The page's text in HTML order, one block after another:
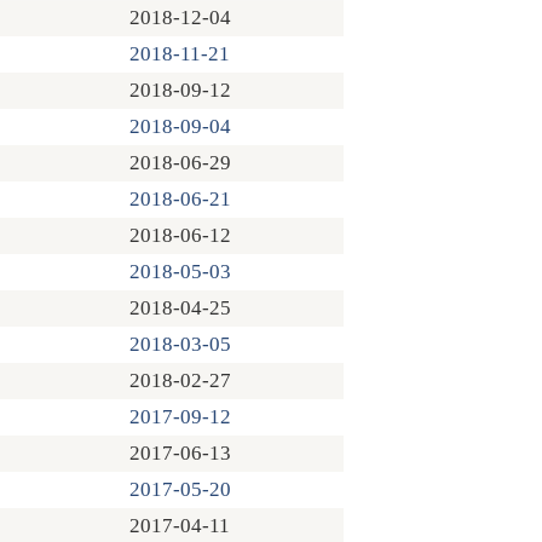
2018-12-04
2018-11-21
2018-09-12
2018-09-04
2018-06-29
2018-06-21
2018-06-12
2018-05-03
2018-04-25
2018-03-05
2018-02-27
2017-09-12
2017-06-13
2017-05-20
2017-04-11